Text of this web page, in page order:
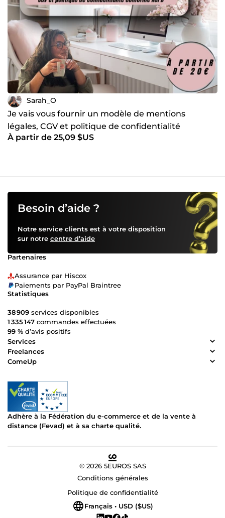
Sarah_O
Je vais vous fournir un modèle de mentions
légales, CGV et politique de confidentialité
conforme RGPD
À partir de 25,09 $US
Besoin d’aide ?
Notre service clients est à votre disposition
sur notre centre d’aide
Partenaires
Assurance par Hiscox
Paiements par PayPal Braintree
Statistiques
38 909 services disponibles
1 335 147 commandes effectuées
99 % d’avis positifs
Services
Freelances
ComeUp
Adhère à la Fédération du e-commerce et de la vente à
distance (Fevad) et à sa charte qualité.
© 2026 5EUROS SAS
Conditions générales
Politique de confidentialité
Français • USD ($US)